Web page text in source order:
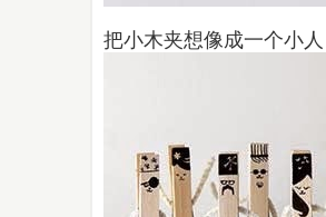
把小木夹想像成一个小